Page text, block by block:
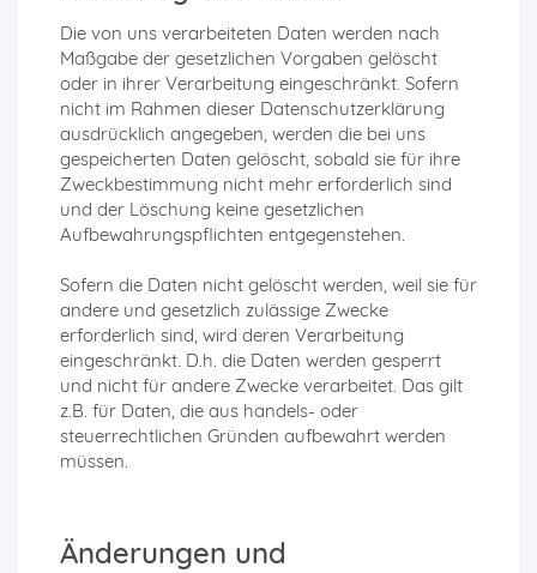
Die von uns verarbeiteten Daten werden nach
Maßgabe der gesetzlichen Vorgaben gelöscht
oder in ihrer Verarbeitung eingeschränkt. Sofern
nicht im Rahmen dieser Datenschutzerklärung
ausdrücklich angegeben, werden die bei uns
gespeicherten Daten gelöscht, sobald sie für ihre
Zweckbestimmung nicht mehr erforderlich sind
und der Löschung keine gesetzlichen
Aufbewahrungspflichten entgegenstehen.
Sofern die Daten nicht gelöscht werden, weil sie für
andere und gesetzlich zulässige Zwecke
erforderlich sind, wird deren Verarbeitung
eingeschränkt. D.h. die Daten werden gesperrt
und nicht für andere Zwecke verarbeitet. Das gilt
z.B. für Daten, die aus handels- oder
steuerrechtlichen Gründen aufbewahrt werden
müssen.
Änderungen und